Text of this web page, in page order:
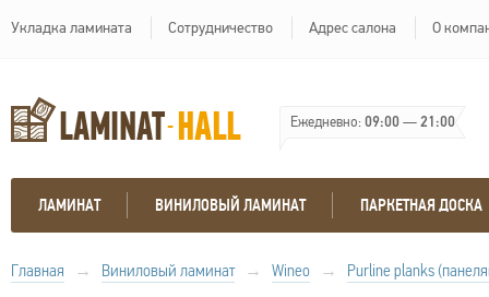
Укладка ламината Сотрудничество Адрес салона О
Ежедневно:09:00—21:00
ЛАМИНАТ ВИНИЛОВЫЙ ЛАМИНАТ ПАРКЕТНАЯ ДОСКА
Главная → Виниловый ламинат → Wineo → Purline planks